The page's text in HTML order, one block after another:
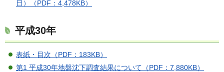
日）（PDF：4,478KB）
平成30年
表紙・目次（PDF：183KB）
第1 平成30年地盤沈下調査結果について（PDF：7,880KB）